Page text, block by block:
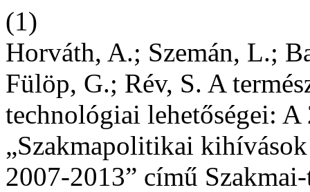
(1)
Horváth, A.; Szemán, L.;
Fülöp, G.; Rév, S. A
technológiai lehetőségei:
„Szakmapolitikai
2007-2013” című